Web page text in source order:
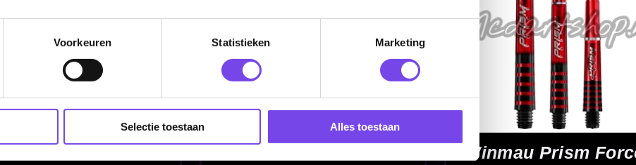
Voorkeuren Statistieken Marketing
Selectie toestaan Alles toestaan
Winmau Vecta Purple
& Black - Dart Shafts
Winmau Vecta Blauw
- Dart Shafts